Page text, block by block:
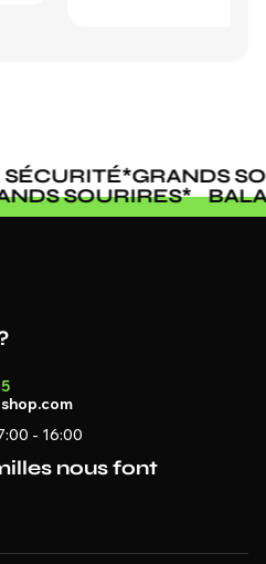
*GRANDS
SOURIRES*
- 16:00
nous font